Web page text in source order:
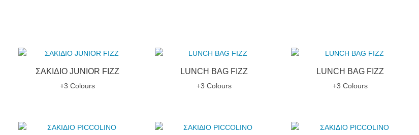
ΣΑΚΙΔΙΟ JUNIOR FIZZ
+3 Colours
LUNCH BAG FIZZ
+3 Colours
LUNCH BAG FIZZ
+3 Colours